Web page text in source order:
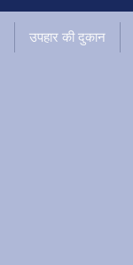
उपहार की दुकान